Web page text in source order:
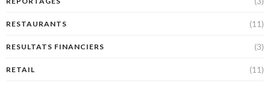
RESTAURANTS (11)
RESULTATS FINANCIERS (3)
RETAIL (11)